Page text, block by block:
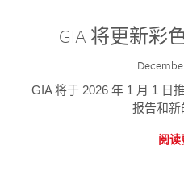
GIA 将更新彩
GIA 将于 2026 年 1 月 1 日
报告和新
阅